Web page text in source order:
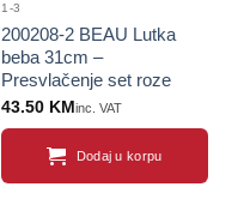
1-3
200208-2 BEAU Lutka
beba 31cm –
Presvlačenje set roze
(DOLL COLLECTION)
43.50 KM inc. VAT
Dodaj u korpu